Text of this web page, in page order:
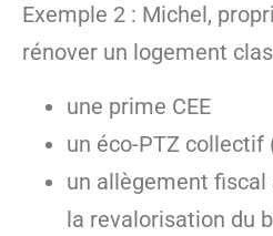
Exemple 2 : Michel,
rénover un logement
une prime CEE
un éco-PTZ collectif
un allègement fiscal
la revalorisation du